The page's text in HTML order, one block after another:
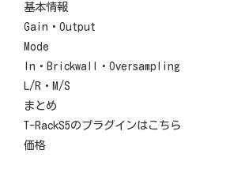
基本情報
Gain・Output
Mode
In・Brickwall・Oversampling
L/R・M/S
まとめ
T-RackS5のプラグインはこちら
価格